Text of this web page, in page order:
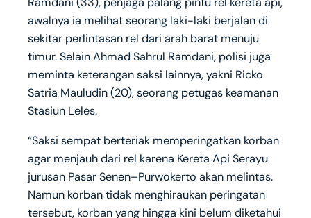
awalnya ia melihat seorang laki-laki berjalan di
sekitar perlintasan rel dari arah barat menuju
timur. Selain Ahmad Sahrul Ramdani, polisi juga
meminta keterangan saksi lainnya, yakni Ricko
Satria Mauludin (20), seorang petugas keamanan
Stasiun Leles.
“Saksi sempat berteriak memperingatkan korban
agar menjauh dari rel karena Kereta Api Serayu
jurusan Pasar Senen–Purwokerto akan melintas.
Namun korban tidak menghiraukan peringatan
tersebut, korban yang hingga kini belum diketahui